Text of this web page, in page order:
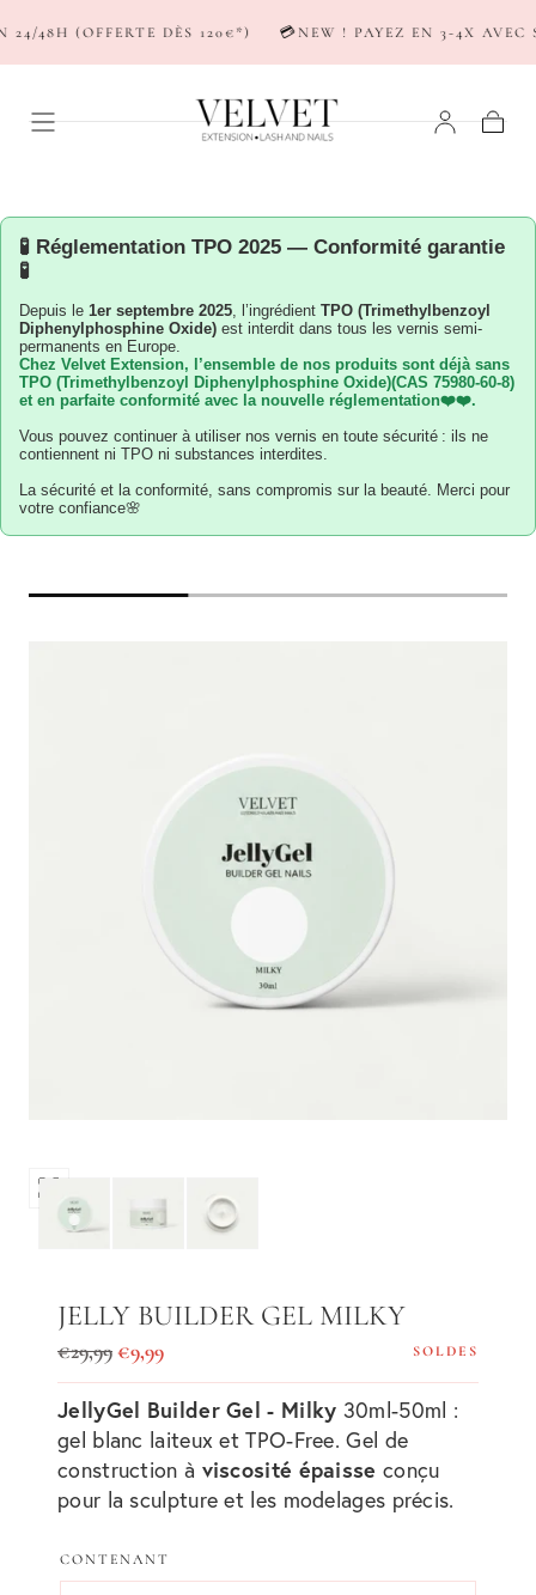
PASSER AU
CONTENU
48H (OFFERTE DÈS 120€*) 💳NEW ! PAYEZ EN 3-4X AVEC
🧪 Réglementation TPO 2025 — Conformité garantie
🧪
Depuis le 1er septembre 2025, l’ingrédient TPO (Trimethylbenzoyl
Diphenylphosphine Oxide) est interdit dans tous les vernis semi-
permanents en Europe.
Chez Velvet Extension, l’ensemble de nos produits sont déjà sans
TPO (Trimethylbenzoyl Diphenylphosphine Oxide)(CAS 75980-60-8)
et en parfaite conformité avec la nouvelle réglementation❤️❤️.️
Vous pouvez continuer à utiliser nos vernis en toute sécurité : ils ne
contiennent ni TPO ni substances interdites.
La sécurité et la conformité, sans compromis sur la beauté. Merci pour
votre confiance🌸
Ouvrir
les
dans
une
fenêtre
modale
JELLY BUILDER GEL MILKY
Prix
régulier
€29,99Prix
de
vente
€9,99 SOLDES
JellyGel Builder Gel - Milky 30ml-50ml :
gel blanc laiteux et TPO-Free. Gel de
construction à viscosité épaisse conçu
pour la sculpture et les modelages précis.
CONTENANT